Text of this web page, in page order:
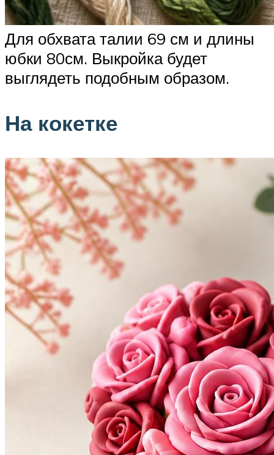
Для обхвата талии 69 см и длины
юбки 80см. Выкройка будет
выглядеть подобным образом.
На кокетке